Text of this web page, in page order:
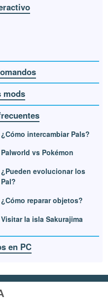
mods
¿Cómo intercambiar Pals?
Palworld vs Pokémon
¿Pueden evolucionar los
Pal?
¿Cómo reparar objetos?
Visitar la isla Sakurajima
en PC